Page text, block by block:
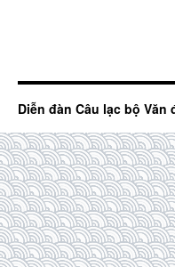
Diễn đàn Câu lạc bộ Văn